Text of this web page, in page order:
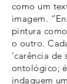
como um
imagem.
pintura
o outro.
‘carência de
ontológico;
indaguem